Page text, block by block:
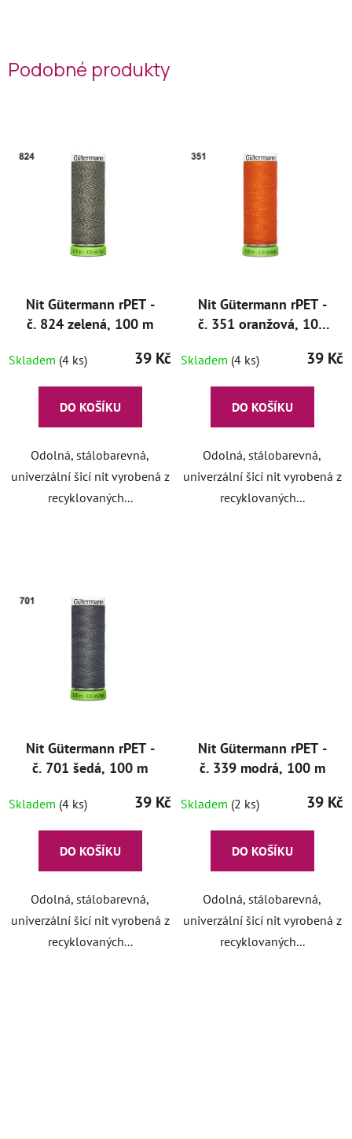
Podobné produkty
Nit Gütermann rPET -
č. 824 zelená, 100 m
Skladem (4 ks) 39 Kč
DO KOŠÍKU
Odolná, stálobarevná,
univerzální šicí nit vyrobená z
recyklovaných...
Nit Gütermann rPET -
č. 351 oranžová, 100
Skladem (4 ks) 39 Kč
DO KOŠÍKU
Odolná, stálobarevná,
univerzální šicí nit vyrobená z
recyklovaných...
Nit Gütermann rPET -
č. 701 šedá, 100 m
Skladem (4 ks) 39 Kč
DO KOŠÍKU
Odolná, stálobarevná,
univerzální šicí nit vyrobená z
recyklovaných...
Nit Gütermann rPET -
č. 339 modrá, 100 m
Skladem (2 ks) 39 Kč
DO KOŠÍKU
Odolná, stálobarevná,
univerzální šicí nit vyrobená z
recyklovaných...